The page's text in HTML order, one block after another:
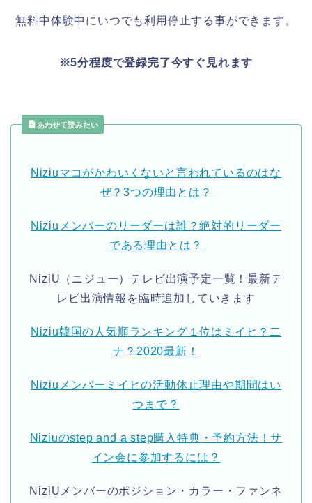
無料中体験中にいつでも利用停止する事ができます。
※5分程度で登録完了今すぐ見れます
あわせて読みたい
Niziuマコがかわいくないと言われているのはな
ぜ？3つの理由とは？
Niziuメンバーのリーダーは誰？絶対的リーダー
である理由とは？
NiziU（ニジュー）テレビ出演予定一覧！最新テ
レビ出演情報を臨時追加していきます
Niziu韓国の人気順ランキング１位はミイヒ？二
ナ？2020最新！
Niziuメンバーミイヒの活動休止理由や期間はい
つまで？
Niziuのstep and a step購入特典・予約方法！サ
イン会に参加するには？
NiziUメンバーのポジション・カラー・ファンネ